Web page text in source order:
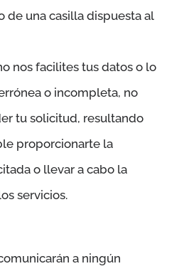
de una casilla dispuesta al
nos facilites tus datos o lo
o incompleta, no
tu solicitud, resultando
proporcionarte la
o llevar a cabo la
servicios.
a ningún